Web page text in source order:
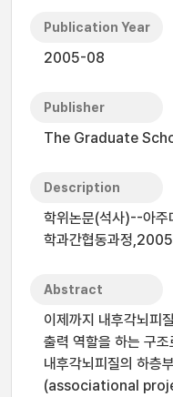
Publication Year
2005-08
Publisher
The Graduate
Description
학위논문(석사)--아주
학과간협동과정
Abstract
이제까지 내후각뇌피
출력 역할을 하는 구
내후각뇌피질의 하층
(associational